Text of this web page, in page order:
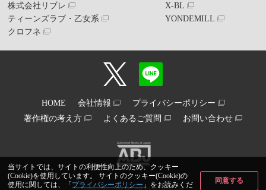
当サイトでは、サイトの利便性向上のため、クッキー
(Cookie)を使用しています。 サイトのクッキー(Cookie)の
使用に関しては、「 プライバシーポリシー 」をお読みくだ
同意する
株式会社リブレ
ティーンズラブ・乙女系
クロフネ
X-BL
YONDEMILL
HOME 会社情報
プライバシーポリシー
著作権の考え方
よくあるご質問 お問い合わせ
Copyright© libre inc. All Rights Reserved.